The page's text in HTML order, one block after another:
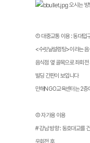
오시는 방
① 대중교통 이용 : 동대입
<수릿날설렁탕>이라는
음식점 옆 골목으로 좌회전
빌딩 간판이 보입니다
만해NGO교육센터는 2층
② 자가용 이용
# 강남 방향 : 동호대교를
우회전 후,